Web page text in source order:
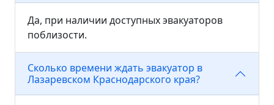
Да, при наличии доступных эвакуаторов
поблизости.
Сколько времени ждать эвакуатор в
Лазаревском Краснодарского края?